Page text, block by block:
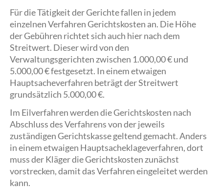
Für die Tätigkeit der Gerichte fallen in jedem
einzelnen Verfahren Gerichtskosten an. Die Höhe
der Gebühren richtet sich auch hier nach dem
Streitwert. Dieser wird von den
Verwaltungsgerichten zwischen 1.000,00 € und
5.000,00 € festgesetzt. In einem etwaigen
Hauptsacheverfahren beträgt der Streitwert
grundsätzlich 5.000,00 €.
Im Eilverfahren werden die Gerichtskosten nach
Abschluss des Verfahrens von der jeweils
zuständigen Gerichtskasse geltend gemacht. Anders
in einem etwaigen Hauptsacheklageverfahren, dort
muss der Kläger die Gerichtskosten zunächst
vorstrecken, damit das Verfahren eingeleitet werden
kann.